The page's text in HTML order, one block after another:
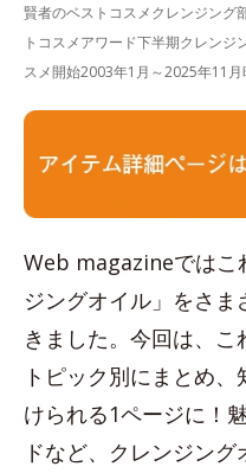
賢者のベストコスメクレンジング
トコスメアワード下半期クレン
スメ開始2003年1月～2025年11月
Web magazineではこ
ジングオイル」をさ
きました。今回は、
トピック別にまとめ
けられる1ページに！
ドなど、クレンジン